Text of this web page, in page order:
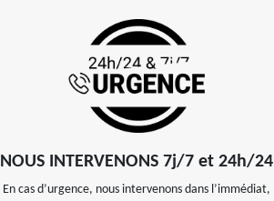
NOUS INTERVENONS 7j/7 et 24h/24
En cas d’urgence, nous intervenons dans l’immédiat,